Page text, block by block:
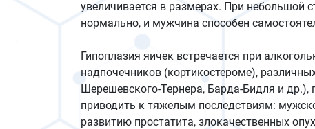
увеличивается в размерах. При небольшой
нормально, и мужчина способен
Гипоплазия яичек встречается при
надпочечников (кортикостероме),
Шерешевского-Тернера, Барда-Бидля и
приводить к тяжелым последствиям:
развитию простатита, злокачественных